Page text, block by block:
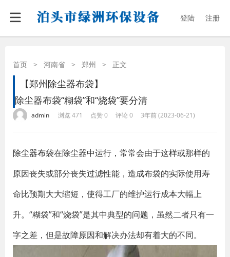
登陆 注册
首页 > 河南省 > 郑州 > 正文
【郑州除尘器布袋】
除尘器布袋“糊袋”和“烧袋”要分清
admin 浏览 471 点赞 0 评论 0 3年前 (2023-06-21)
除尘器布袋在除尘器中运行，常常会由于这样或那样的
原因丧失或部分丧失过滤性能，造成布袋的实际使用寿
命比预期大大缩短，使得工厂的维护运行成本大幅上
升。“糊袋”和“烧袋”是其中典型的问题，虽然二者只有一
字之差，但是故障原因和解决办法却有着大的不同。